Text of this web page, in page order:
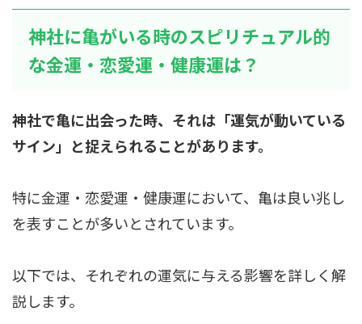
神社に亀がいる時のスピリチュアル的
な金運・恋愛運・健康運は？
神社で亀に出会った時、それは「運気が動いている
サイン」と捉えられることがあります。
特に金運・恋愛運・健康運において、亀は良い兆し
を表すことが多いとされています。
以下では、それぞれの運気に与える影響を詳しく解
説します。